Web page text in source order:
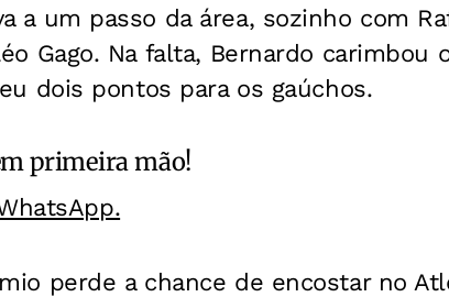
a um passo da área, sozinho com
Gago. Na falta, Bernardo carimbou
dois pontos para os gaúchos.
primeira mão!
perde a chance de encostar no